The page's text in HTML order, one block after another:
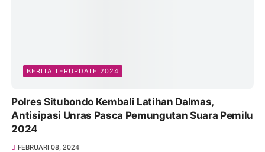
BERITA TERUPDATE 2024
Polres Situbondo Kembali Latihan Dalmas,
Antisipasi Unras Pasca Pemungutan Suara Pemilu
2024
FEBRUARI 08, 2024